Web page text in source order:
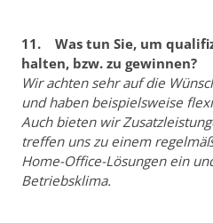
11. Was tun Sie, um
halten, bzw. zu gewinnen?
Wir achten sehr auf die
und haben beispielsweise
Auch bieten wir
treffen uns zu einem
Home-Office-Lösungen ein
Betriebsklima.